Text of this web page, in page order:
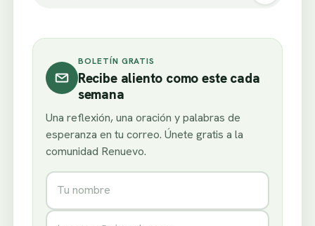
BOLETÍN GRATIS
Recibe aliento como este cada
semana
Una reflexión, una oración y palabras de
esperanza en tu correo. Únete gratis a la
comunidad Renuevo.
Nombre
Correo electrónico